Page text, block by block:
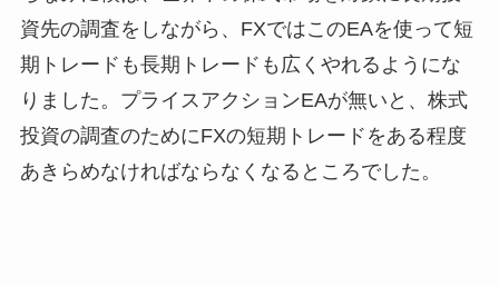
資先の調査をしながら、FXではこのEAを使って短
期トレードも長期トレードも広くやれるようにな
りました。プライスアクションEAが無いと、株式
投資の調査のためにFXの短期トレードをある程度
あきらめなければならなくなるところでした。